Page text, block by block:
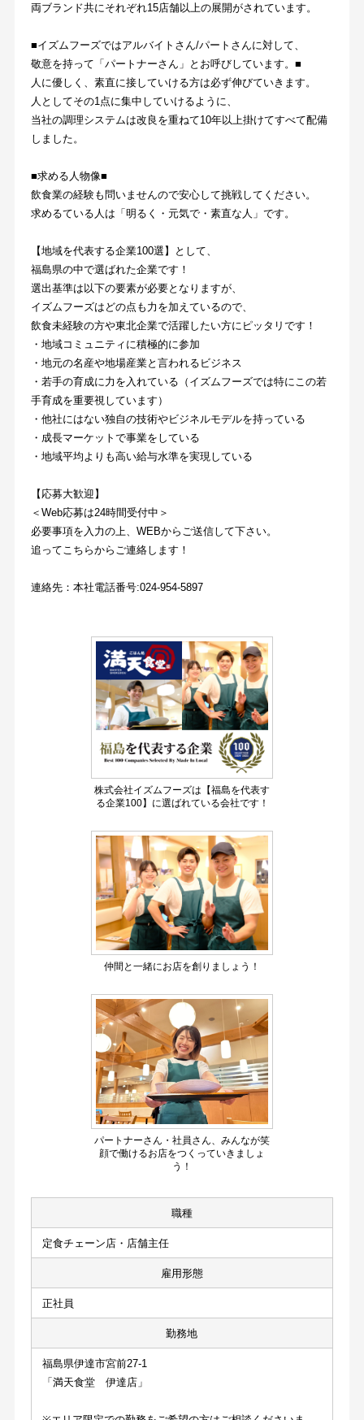
両ブランド共にそれぞれ15店舗以上の展開がされています。
■イズムフーズではアルバイトさん/パートさんに対して、
敬意を持って「パートナーさん」とお呼びしています。■
人に優しく、素直に接していける方は必ず伸びていきます。
人としてその1点に集中していけるように、
当社の調理システムは改良を重ねて10年以上掛けてすべて配備
しました。
■求める人物像■
飲食業の経験も問いませんので安心して挑戦してください。
求めるている人は「明るく・元気で・素直な人」です。
【地域を代表する企業100選】として、
福島県の中で選ばれた企業です！
選出基準は以下の要素が必要となりますが、
イズムフーズはどの点も力を加えているので、
飲食未経験の方や東北企業で活躍したい方にピッタリです！
・地域コミュニティに積極的に参加
・地元の名産や地場産業と言われるビジネス
・若手の育成に力を入れている（イズムフーズでは特にこの若
手育成を重要視しています）
・他社にはない独自の技術やビジネルモデルを持っている
・成長マーケットで事業をしている
・地域平均よりも高い給与水準を実現している
【応募大歓迎】
＜Web応募は24時間受付中＞
必要事項を入力の上、WEBからご送信して下さい。
追ってこちらからご連絡します！
連絡先：本社電話番号:024-954-5897
株式会社イズムフーズは【福島を代表す
る企業100】に選ばれている会社です！
仲間と一緒にお店を創りましょう！
パートナーさん・社員さん、みんなが笑
顔で働けるお店をつくっていきましょ
う！
職種
定食チェーン店・店舗主任
雇用形態
正社員
勤務地
福島県伊達市宮前27-1
「満天食堂　伊達店」